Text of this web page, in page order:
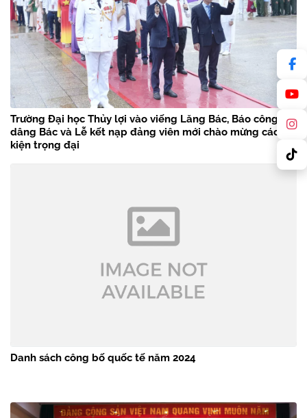
Trường Đại học Thủy lợi vào viếng Lăng Bác, Báo công
dâng Bác và Lễ kết nạp đảng viên mới chào mừng các sự
kiện trọng đại
Danh sách công bố quốc tế năm 2024